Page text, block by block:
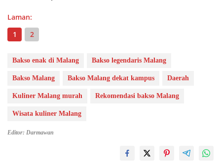
Laman:
1
2
Bakso enak di Malang Bakso legendaris Malang
Bakso Malang Bakso Malang dekat kampus Daerah
Kuliner Malang murah Rekomendasi bakso Malang
Wisata kuliner Malang
Editor: Darmawan